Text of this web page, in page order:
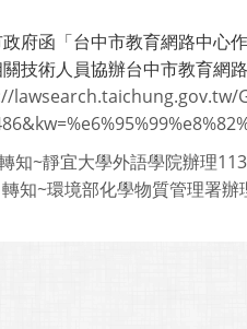
府函「台中市教育網路中心作
技術人員協辦台中市教育網路
lawsearch.taichung.gov.tw/
知~靜宜大學外語學院辦理
轉知~環境部化學物質管理署